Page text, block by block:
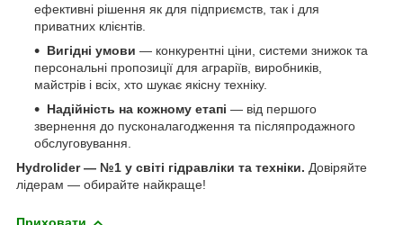
ефективні рішення як для підприємств, так і для
приватних клієнтів.
Вигідні умови — конкурентні ціни, системи знижок та
персональні пропозиції для аграріїв, виробників,
майстрів і всіх, хто шукає якісну техніку.
Надійність на кожному етапі — від першого
звернення до пусконалагодження та післяпродажного
обслуговування.
Hydrolider — №1 у світі гідравліки та техніки. Довіряйте
лідерам — обирайте найкраще!
Приховати